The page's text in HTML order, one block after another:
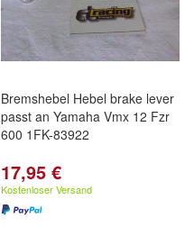
Bremshebel Hebel brake lever
passt an Yamaha Vmx 12 Fzr
600 1FK-83922
17,95 €
Kostenloser Versand